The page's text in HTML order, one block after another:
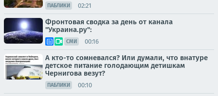
ПАБЛИКИ 02:21
Фронтовая сводка за день от канала
"Украина.ру":
СМИ 00:16
А кто-то сомневался? Или думали, что внатуре
детское питание голодающим детишкам
Чернигова везут?
ПАБЛИКИ 00:10